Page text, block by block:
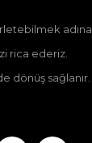
adına
rica ederiz.
dönüş sağlanır.